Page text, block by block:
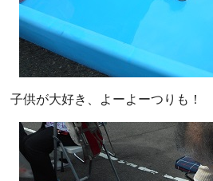
子供が大好き、よーよーつりも！